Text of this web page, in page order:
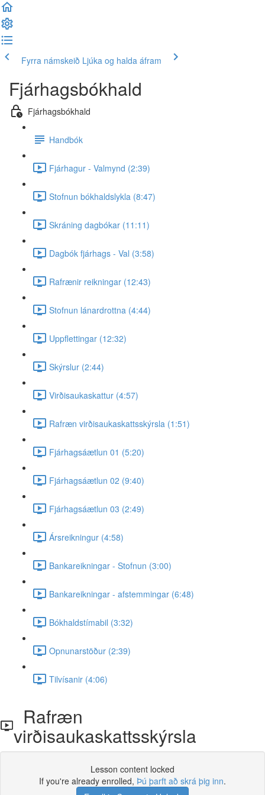
Fyrra námskeið Ljúka og halda áfram
Fjárhagsbókhald
Fjárhagsbókhald
Handbók
Fjárhagur - Valmynd (2:39)
Stofnun bókhaldslykla (8:47)
Skráning dagbókar (11:11)
Dagbók fjárhags - Val (3:58)
Rafrænir reikningar (12:43)
Stofnun lánardrottna (4:44)
Uppflettingar (12:32)
Skýrslur (2:44)
Virðisaukaskattur (4:57)
Rafræn virðisaukaskattsskýrsla (1:51)
Fjárhagsáætlun 01 (5:20)
Fjárhagsáætlun 02 (9:40)
Fjárhagsáætlun 03 (2:49)
Ársreikningur (4:58)
Bankareikningar - Stofnun (3:00)
Bankareikningar - afstemmingar (6:48)
Bókhaldstímabil (3:32)
Opnunarstöður (2:39)
Tilvísanir (4:06)
Rafræn
virðisaukaskattsskýrsla
Lesson content locked
If you're already enrolled, Þú þarft að skrá þig inn.